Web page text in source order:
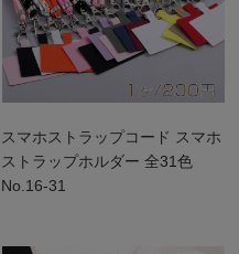
スマホストラップコード スマホ
ストラップホルダー 全31色
No.16-31